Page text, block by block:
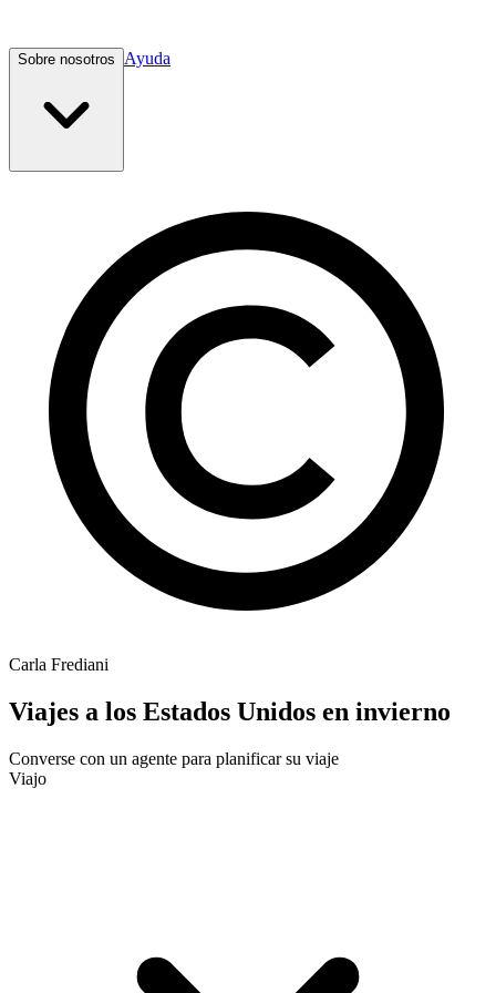
Sobre nosotros Ayuda
Carla Frediani
Viajes a los Estados Unidos en invierno
Converse con un agente para planificar su viaje
Viajo